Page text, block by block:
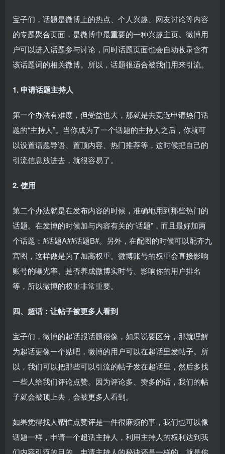
宝子们，话题是微博上的热点、个人兴趣、网友讨论等内容
的专题聚合页面，是微博中最重要的一种兴趣主页。微博用
户可以进入话题参与讨论，同时话题页面也会自动收录含有
该话题词的相关微博。所以，话题很适合被我们用来引流。
1. 申请话题主持人
第一个办法有难度，但受益也大，那就是去竞选申请热门话
题的“主持人”。当你成为了一个话题的主持人之后，你就可
以设置话题导语、置顶内容、热门推荐等，这时候把自己的
引流信息放进去，就很容易了。
2. 使用
第二个办法就是在发布内容的时候，准确地用到那些热门的
话题。在发博的时候加与内容有关的“话题”，而且最好加两
个话题：#话题A##话题B#。另外，在配图的时候可以配齐九
宫图，这样做是为了加高权重。微博账号的权重会直接影响
账号的曝光率、是否养成微博实时号、影响你的用户排名
等，所以微博的权重非常重要。
四、超话：让帖子被更多人看到
宝子们，微博的超话跟话题很像，如果说要区分，那就理解
为超话更像一个贴吧，微博的用户可以在超话里发帖子。所
以，我们可以把那些可以引流的帖子发在超话里，然后多找
一些人给我们评论点赞。因为评论多、赞多的话，我们的帖
子就会被顶上去，会被更多人看到。
如果觉得找人帮忙点赞评是一件很麻烦的事，我们也可以像
话题一样，申请一个超话主持人，利用主持人的权利达到我
们内容引流的目的。申请主持人的秘诀还是一样的，就是你